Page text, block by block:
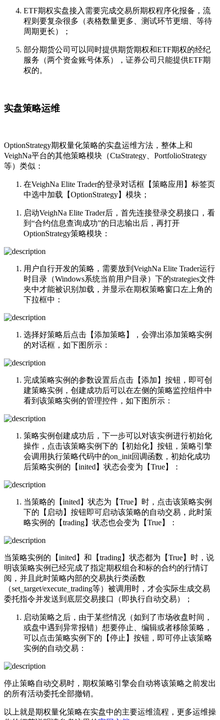
ETF期权实盘接入需要完成交易所期权程序化报备，流
程则要复杂很多（表格数量更多、测试环节更细、等待
周期更长）；
部分期货公司可以同时提供期货期权和ETF期权的经纪
服务（两个资金账号体系），证券公司只能提供ETF期
权的。
实盘策略运维
OptionStrategy期权量化策略的实盘运维方法，整体上和
VeighNa平台的其他策略模块（CtaStrategy、PortfolioStrategy
等）类似：
在VeighNa Elite Trader的登录对话框【策略应用】标签页
中选中加载【OptionStrategy】模块；
启动VeighNa Elite Trader后，首先连接登录交易接口，看
到“合约信息查询成功”的日志输出后，再打开
OptionStrategy策略模块：
用户自行开发的策略，需要放到VeighNa Elite Trader运行
时目录（Windows系统当前用户目录）下的strategies文件
夹中才能被识别加载，并显示在期权策略窗口左上角的
下拉框中：
选择好策略后点击【添加策略】，会弹出添加策略实例
的对话框，如下图所示：
完成策略实例的参数设置后点击【添加】按钮，即可创
建策略实例，创建成功后可以在左侧的策略监控组件中
看到该策略实例的管理控件，如下图所示：
策略实例创建成功后，下一步可以对该实例进行初始化
操作，点击该策略实例下的【初始化】按钮，策略引擎
会调用执行策略代码中的on_init回调函数，初始化成功
后策略实例的【inited】状态会变为【True】：
当策略的【inited】状态为【True】时，点击该策略实例
下的【启动】按钮即可启动该策略的自动交易，此时策
略实例的【trading】状态也会变为【True】：
当策略实例的【inited】和【trading】状态都为【True】时，说
明该策略实例已经完成了指定期权组合和标的合约的行情订
阅，并且此时策略内部的交易执行类函数
（set_target/execute_trading等）被调用时，才会实际生成交易
委托指令并发送到底层交易接口（即执行自动交易）；
启动策略之后，由于某些情况（如到了市场收盘时间，
或盘中遇到异常报错）想要停止、编辑或者移除策略，
可以点击策略实例下的【停止】按钮，即可停止该策略
实例的自动交易：
停止策略自动交易时，期权策略引擎会自动将该策略之前发出
的所有活动委托全部撤销。
以上就是期权量化策略在实盘中的主要运维流程，更多运维操